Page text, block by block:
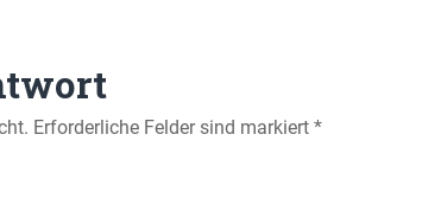
Erforderliche Felder sind markiert *